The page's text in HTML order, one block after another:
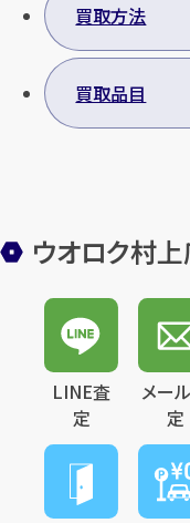
最短
します
まず
【総合
買取方法
買取品目
ウオロク村
LINE査
定
メー
定